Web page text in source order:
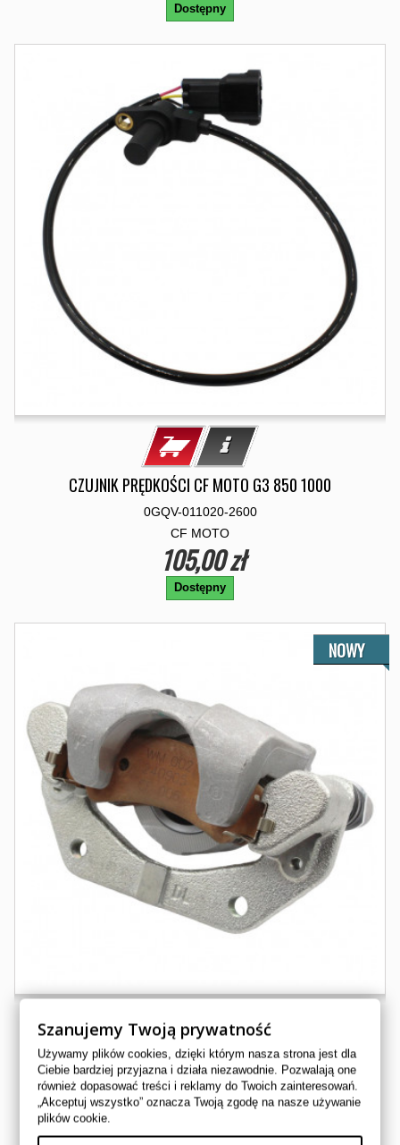
Dostępny
CZUJNIK PRĘDKOŚCI CF MOTO G3 850 1000
0GQV-011020-2600
CF MOTO
105,00 zł
Dostępny
NOWY
ZACISK HAMULCOWY PRZEDNI PRAWY CF MOTO G3...
9AWV-081400-9000
CF MOTO
Szanujemy Twoją prywatność
Używamy plików cookies, dzięki którym nasza strona jest dla
Ciebie bardziej przyjazna i działa niezawodnie. Pozwalają one
również dopasować treści i reklamy do Twoich zainteresowań.
„Akceptuj wszystko” oznacza Twoją zgodę na nasze używanie
plików cookie.